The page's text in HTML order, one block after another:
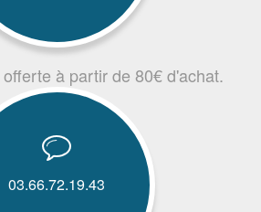
à partir de 80€ d'achat.
03.66.72.19.43